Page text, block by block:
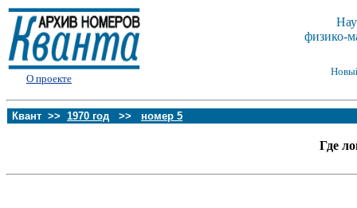
О проекте
физико-
Квант >> 1970 год >> номер 5
Где